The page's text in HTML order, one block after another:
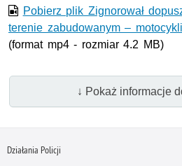
Pobierz plik Zignorował
terenie zabudowanym –
(format mp4 - rozmiar 4.2 MB)
↓ Pokaż informacje
Działania Policji